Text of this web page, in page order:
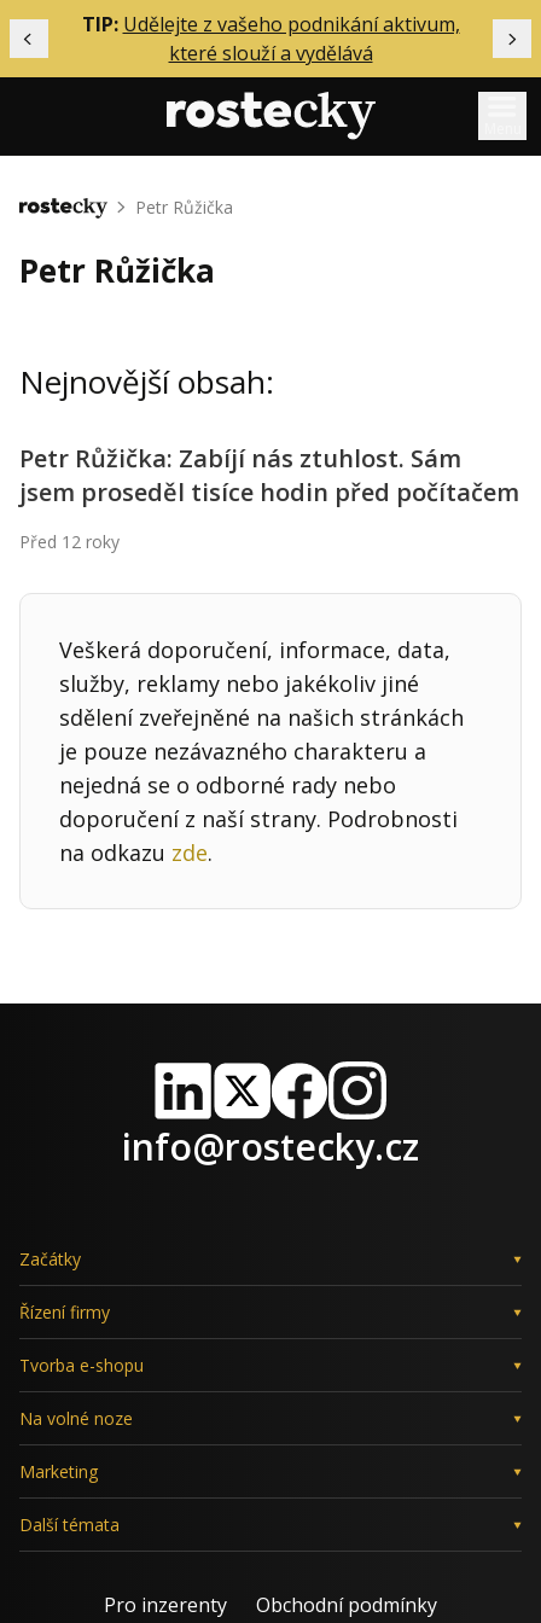
Předchozí
TIP: Udělejte z vašeho podnikání aktivum,
které slouží a vydělává
Mentoring
Solo
Inzerce
Přihlášení
Kontakt
Obchodní podmínky
Hledaná fráze Hledat
Domů Petr Růžička
Petr Růžička
Nejnovější obsah:
Petr Růžička: Zabíjí nás ztuhlost. Sám
jsem proseděl tisíce hodin před počítačem
Před 12 roky
Veškerá doporučení, informace, data,
služby, reklamy nebo jakékoliv jiné
sdělení zveřejněné na našich stránkách
je pouze nezávazného charakteru a
nejedná se o odborné rady nebo
doporučení z naší strany. Podrobnosti
na odkazu zde.
LinkedIn
X FacebookInstagram
info@rostecky.cz
Začátky
Řízení firmy
Tvorba e-shopu
Na volné noze
Marketing
Další témata
Pro inzerenty Obchodní podmínky